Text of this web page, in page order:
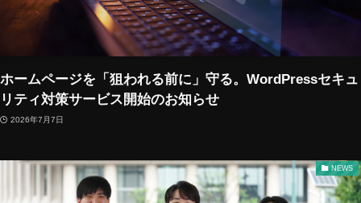
ホームページを「狙われる前に」守る。WordPressセキュ
リティ対策サービス開始のお知らせ
2026年7月7日
NEWS